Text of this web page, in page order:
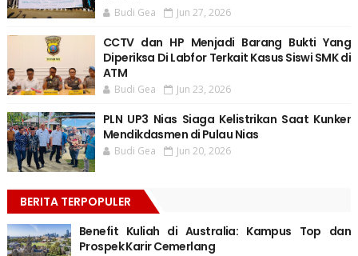
Budi Gea Jun 27, 2026
CCTV dan HP Menjadi Barang Bukti Yang
Diperiksa Di Labfor Terkait Kasus Siswi SMK di
ATM
Budi Gea Jun 23, 2026
PLN UP3 Nias Siaga Kelistrikan Saat Kunker
Mendikdasmen di Pulau Nias
Budi Gea Jun 20, 2026
BERITA TERPOPULER
Benefit Kuliah di Australia: Kampus Top dan
Prospek Karir Cemerlang